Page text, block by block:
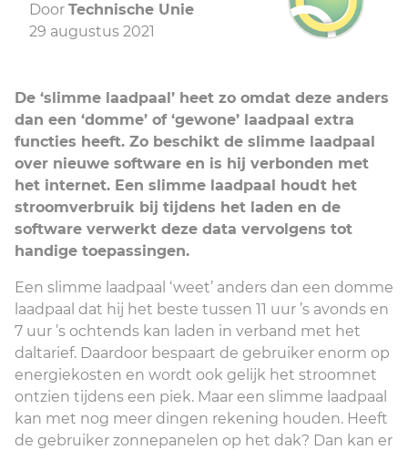
Door Technische Unie
29 augustus 2021
De ‘slimme laadpaal’ heet zo omdat deze anders
dan een ‘domme’ of ‘gewone’ laadpaal extra
functies heeft. Zo beschikt de slimme laadpaal
over nieuwe software en is hij verbonden met
het internet. Een slimme laadpaal houdt het
stroomverbruik bij tijdens het laden en de
software verwerkt deze data vervolgens tot
handige toepassingen.
Een slimme laadpaal ‘weet’ anders dan een domme
laadpaal dat hij het beste tussen 11 uur ’s avonds en
7 uur ’s ochtends kan laden in verband met het
daltarief. Daardoor bespaart de gebruiker enorm op
energiekosten en wordt ook gelijk het stroomnet
ontzien tijdens een piek. Maar een slimme laadpaal
kan met nog meer dingen rekening houden. Heeft
de gebruiker zonnepanelen op het dak? Dan kan er